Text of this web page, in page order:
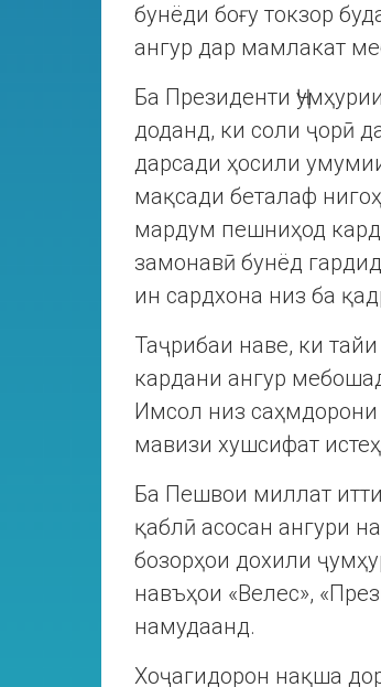
бунёди боғу токзор
ангур дар мамлакат
Ба Президенти
доданд, ки соли ҷорӣ
дарсади ҳосили
мақсади беталаф
мардум пешниҳод
замонавӣ бунёд
ин сардхона низ ба
Таҷрибаи наве, ки
кардани ангур
Имсол низ саҳмдорони
мавизи хушсифат
Ба Пешвои миллат
қаблӣ асосан ангури
бозорҳои дохили
навъҳои «Велес»,
намудаанд.
Хоҷагидорон нақша